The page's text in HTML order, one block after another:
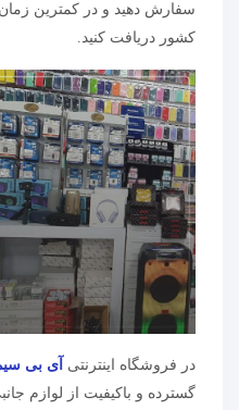
سفارش دهید و در کمترین
کشور دریافت کنید.
در فروشگاه اینترنتی آی بی
گسترده و باکیفیت از لوازم